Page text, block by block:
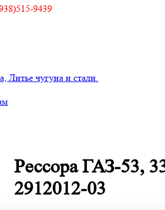
9439
Литье чугуна и стали.
Рессора ГАЗ-53,
2912012-03